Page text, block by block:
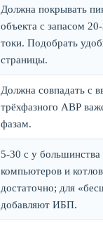
Должна покрывать
объекта с запасом
токи. Подобрать
страницы.
Должна совпадать с
трёхфазного АВР
фазам.
5-30 с у
компьютеров и
достаточно; для
добавляют ИБП.